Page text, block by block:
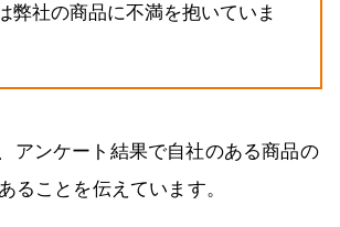
弊社の商品に不満を抱いていま
アンケート結果で自社のある商品の
ることを伝えています。